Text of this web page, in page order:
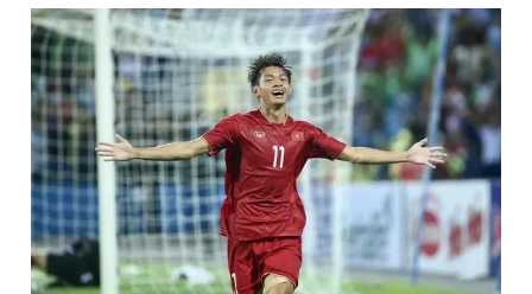
Đặt báo Quảng cáo RSS Tòa soạn Chính sách bảo
Tổng biên tập: Nguyễn Ngọc Toàn
Phó tổng biên tập thường trực: Hải Thành
Phó tổng biên tập: Lâm Hiếu Dũng
Phó tổng biên tập: Trần Việt Hưng
Tổng thư ký tòa soạn: Đức Trung
Giấy phép xuất bản số 110/GP - BTTTT cấp ngày 24.3.2020
© 2003-2026 Bản quyền thuộc về Báo Thanh Niên. Cấm sao
chép dưới mọi hình thức nếu không có sự chấp thuận bằng văn
bản. Phát triển bởi ePi Technologies, JSC.